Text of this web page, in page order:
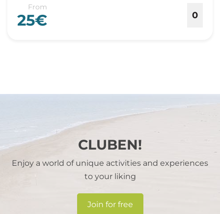
From
25€ 0
CLUBEN!
Enjoy a world of unique activities and experiences
to your liking
Join for free